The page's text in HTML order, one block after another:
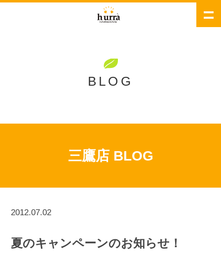
BLOG
三鷹店 BLOG
2012.07.02
夏のキャンペーンのお知らせ！